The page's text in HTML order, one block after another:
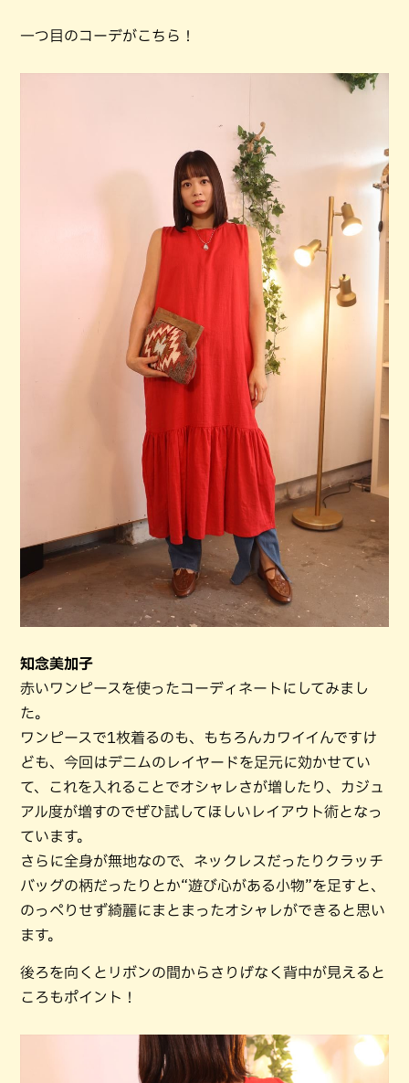
一つ目のコーデがこちら！
知念美加子
赤いワンピースを使ったコーディネートにしてみまし
た。
ワンピースで1枚着るのも、もちろんカワイイんですけ
ども、今回はデニムのレイヤードを足元に効かせてい
て、これを入れることでオシャレさが増したり、カジュ
アル度が増すのでぜひ試してほしいレイアウト術となっ
ています。
さらに全身が無地なので、ネックレスだったりクラッチ
バッグの柄だったりとか“遊び心がある小物”を足すと、
のっぺりせず綺麗にまとまったオシャレができると思い
ます。
後ろを向くとリボンの間からさりげなく背中が見えると
ころもポイント！